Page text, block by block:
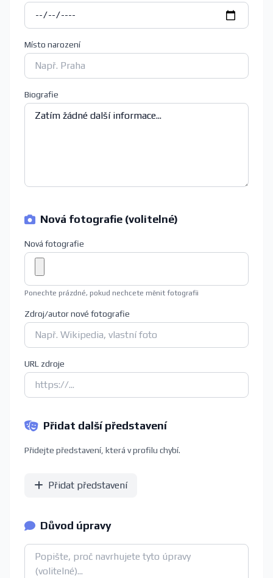
Místo narození
Biografie
Nová fotografie (volitelné)
Nová fotografie
Ponechte prázdné, pokud nechcete měnit fotografii
Zdroj/autor nové fotografie
URL zdroje
Přidat další představení
Přidejte představení, která v profilu chybí.
Přidat představení
Důvod úpravy